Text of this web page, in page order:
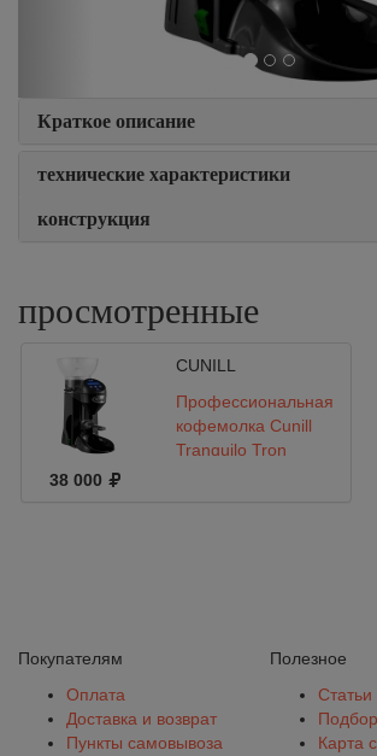
Краткое описание
технические характеристики
конструкция
просмотренные
CUNILL
Профессиональная
кофемолка Cunill
Tranquilo Tron
38 000
Покупателям
Оплата
Доставка и возврат
Пункты самовывоза
Полезное
Статьи
Карта